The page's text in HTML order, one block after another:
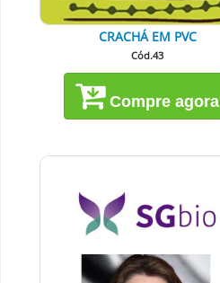
CRACHÁ EM PVC
Cód.43
Compre agora